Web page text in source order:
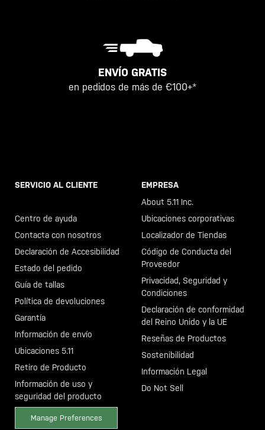
ENVÍO GRATIS
en pedidos de más de €100+*
SERVICIO AL CLIENTE
Centro de ayuda
Contacta con nosotros
Declaración de Accesibilidad
Estado del pedido
Guía de tallas
Política de devoluciones
Garantía
Información de envío
Ubicaciones 5.11
Retiro de Producto
Información de uso y
seguridad del producto
Manage Preferences
EMPRESA
About 5.11 Inc.
Ubicaciones corporativas
Localizador de Tiendas
Código de Conducta del
Proveedor
Privacidad, Seguridad y
Condiciones
Declaración de conformidad
del Reino Unido y la UE
Reseñas de Productos
Sostenibilidad
Información Legal
Do Not Sell